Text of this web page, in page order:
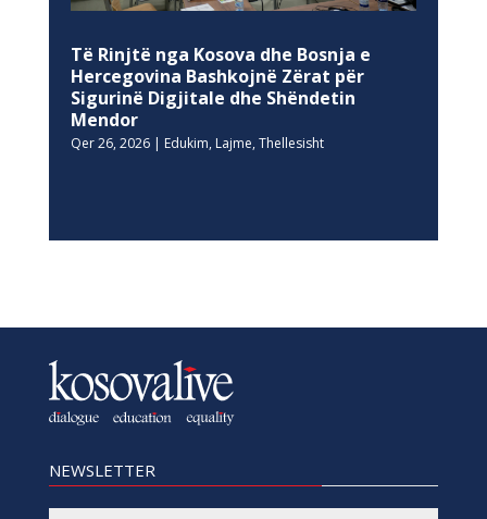
Të Rinjtë nga Kosova dhe Bosnja e
Hercegovina Bashkojnë Zërat për
Sigurinë Digjitale dhe Shëndetin
Mendor
Qer 26, 2026| Edukim, Lajme, Thellesisht
NEWSLETTER